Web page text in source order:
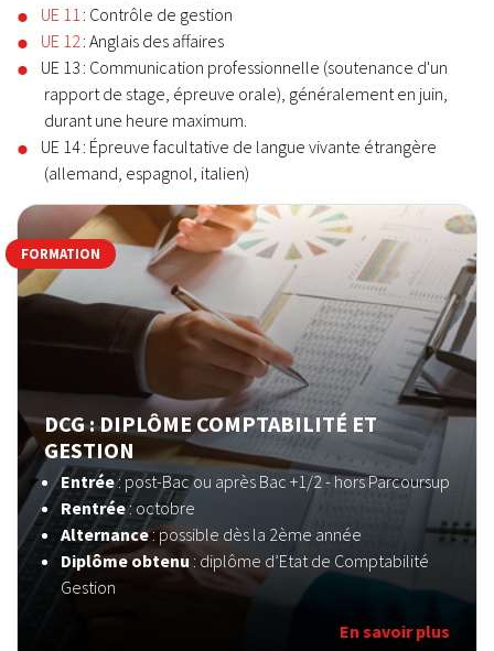
UE 11 : Contrôle de gestion
UE 12: Anglais des affaires
UE 13 : Communication professionnelle (soutenance d'un
rapport de stage, épreuve orale), généralement en juin,
durant une heure maximum.
UE 14 : Épreuve facultative de langue vivante étrangère
(allemand, espagnol, italien)
DCG : DIPLÔME COMPTABILITÉ ET
GESTION
Entrée:post-Bac ou après Bac +1/2 - hors Parcoursup
Rentrée: octobre
Alternance: possible dès la 2ème année
Diplôme obtenu : diplôme d’Etat de Comptabilité
Gestion
En savoir plus
FORMATION